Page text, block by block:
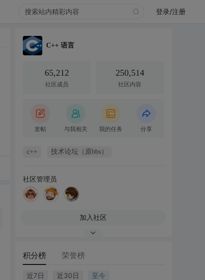
登录/注册
C++ 语言
65,212
社区成员
250,514
社区内容
发帖 与我相关 我的任务 分享
c++ 技术论坛（原bbs）
社区管理员
加入社区
积分榜 荣誉榜
近7日 近30日 至今